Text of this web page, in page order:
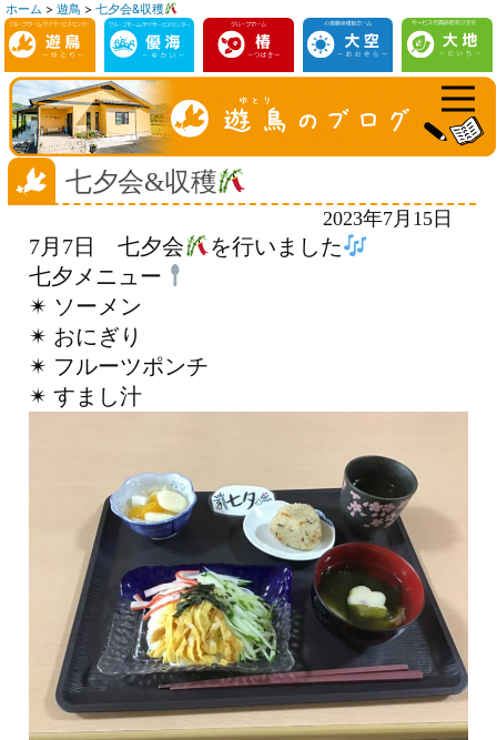
コ
ン
テ
ン
ツ
へ
ス
ホーム > 遊鳥 > 七夕会&収穫
七夕会&収穫
2023年7月15日
7月7日 七夕会
を行いました
七夕メニュー
✴︎ ソーメン
✴︎ おにぎり
✴︎ フルーツポンチ
✴︎ すまし汁